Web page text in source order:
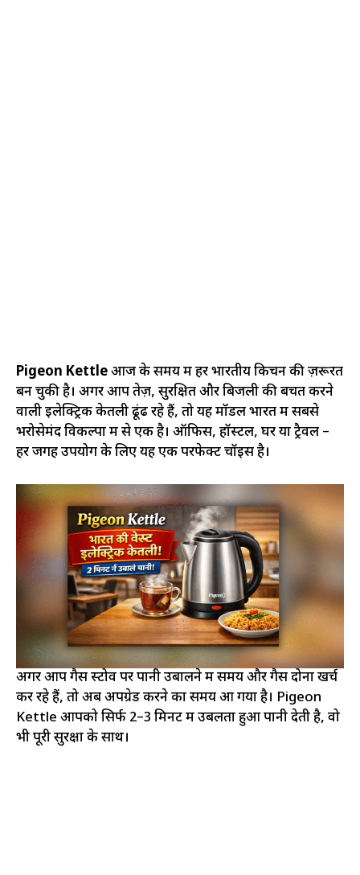
Pigeon Kettleआज के समय में हर भारतीय किचन की ज़रूरत
बन चुकी है। अगर आप तेज़, सुरक्षित और बिजली की बचत करने
वाली इलेक्ट्रिक केतली ढूंढ रहे हैं, तो यह मॉडल भारत में सबसे
भरोसेमंद विकल्पों में से एक है। ऑफिस, हॉस्टल, घर या ट्रैवल –
हर जगह उपयोग के लिए यह एक परफेक्ट चॉइस है।
अगर आप गैस स्टोव पर पानी उबालने में समय और गैस दोनों खर्च
कर रहे हैं, तो अब अपग्रेड करने का समय आ गया है। Pigeon
Kettle आपको सिर्फ 2–3 मिनट में उबलता हुआ पानी देती है, वो
भी पूरी सुरक्षा के साथ।